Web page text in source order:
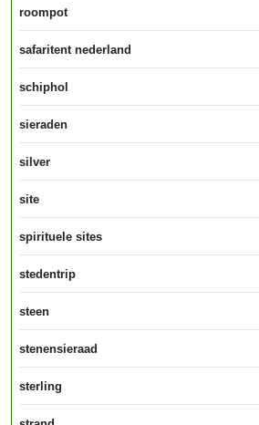
roompot
safaritent nederland
schiphol
sieraden
silver
site
spirituele sites
stedentrip
steen
stenensieraad
sterling